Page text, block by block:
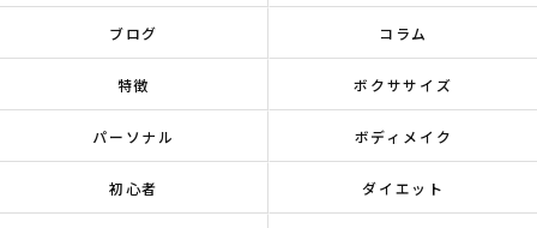
ブログ コラム
特徴 ボクササイズ
パーソナル ボディメイク
初心者 ダイエット